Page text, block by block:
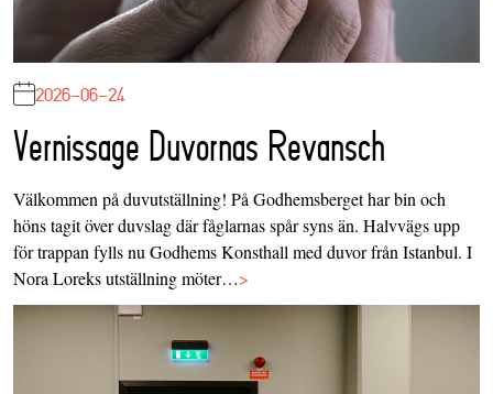
2026-06-24
Vernissage Duvornas Revansch
Välkommen på duvutställning! På Godhemsberget har bin och
höns tagit över duvslag där fåglarnas spår syns än. Halvvägs upp
för trappan fylls nu Godhems Konsthall med duvor från Istanbul. I
Nora Loreks utställning möter…>